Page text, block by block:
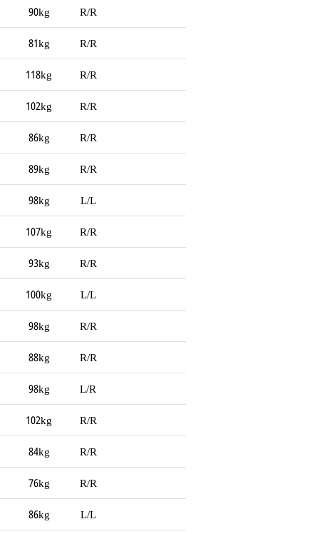
90kg R/R
81kg R/R
118kg R/R
102kg R/R
86kg R/R
89kg R/R
98kg L/L
107kg R/R
93kg R/R
100kg L/L
98kg R/R
88kg R/R
98kg L/R
102kg R/R
84kg R/R
76kg R/R
86kg L/L